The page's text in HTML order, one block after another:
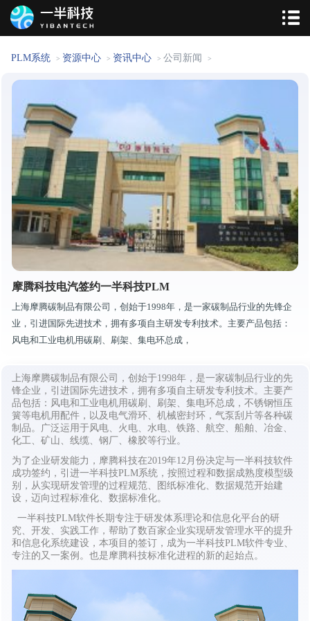
PLM系统 > 资源中心 > 资讯中心 > 公司新闻 >
摩腾科技电汽签约一半科技PLM
上海摩腾碳制品有限公司，创始于1998年，是一家碳制品行业的先锋企
业，引进国际先进技术，拥有多项自主研发专利技术。主要产品包括：
风电和工业电机用碳刷、刷架、集电环总成，
上海摩腾碳制品有限公司，创始于1998年，是一家碳制品行业的先
锋企业，引进国际先进技术，拥有多项自主研发专利技术。主要产
品包括：风电和工业电机用碳刷、刷架、集电环总成，不锈钢恒压
簧等电机用配件，以及电气滑环、机械密封环，气泵刮片等各种碳
制品。广泛运用于风电、火电、水电、铁路、航空、船舶、冶金、
化工、矿山、线缆、钢厂、橡胶等行业。
为了企业研发能力， 摩腾科技在2019年12月份决定与一半科技软件
成功签约，引进一半科技PLM系统，按照过程和数据成熟度模型级
别，从实现研发管理的过程规范、图纸标准化、数据规范开始建
设，迈向过程标准化、数据标准化。
一半科技PLM软件长期专注于研发体系理论和信息化平台的研
究、开发、实践工作，帮助了数百家企业实现研发管理水平的提升
和信息化系统建设，本项目的签订，成为一半科技PLM软件专业、
专注的又一案例。也是摩腾科技标准化进程的新的起始点。